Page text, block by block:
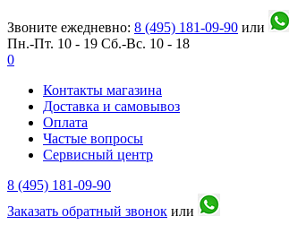
Звоните ежедневно: 8 (495) 181-09-90 или
Пн.-Пт. 10 - 19 Сб.-Вс. 10 - 18
0
Контакты магазина
Доставка и самовывоз
Оплата
Частые вопросы
Сервисный центр
8 (495) 181-09-90
Заказать обратный звонок или